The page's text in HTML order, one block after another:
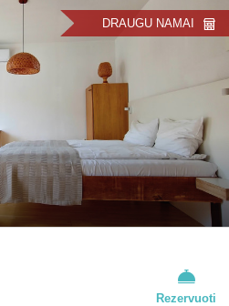
DRAUGU NAMAI
Rezervuoti